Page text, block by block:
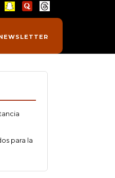
para la